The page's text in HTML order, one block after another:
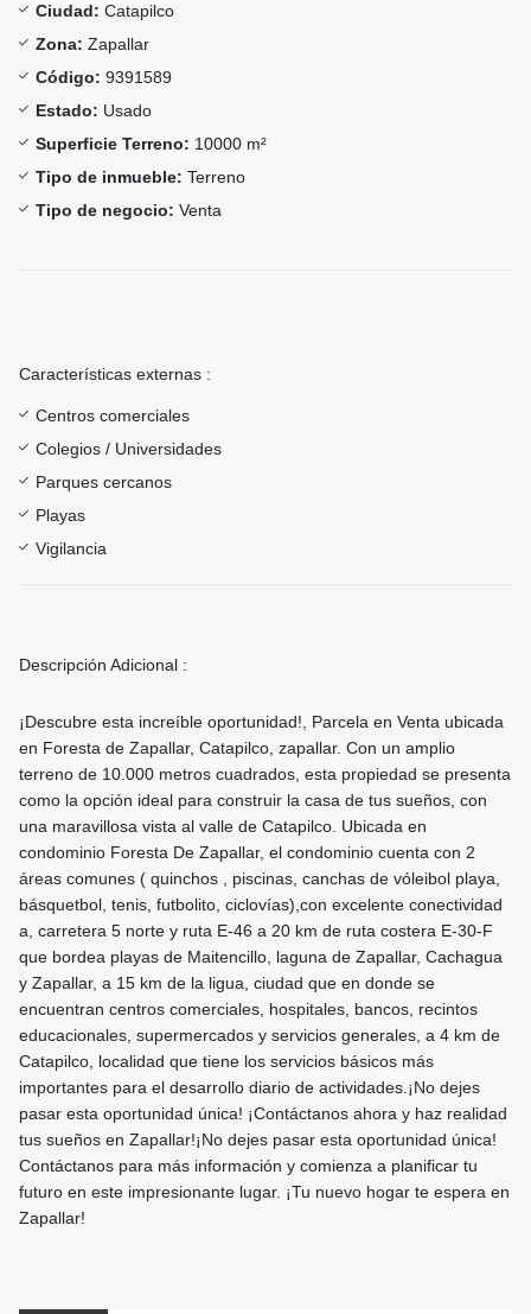
Ciudad: Catapilco
Zona: Zapallar
Código: 9391589
Estado: Usado
Superficie Terreno: 10000 m²
Tipo de inmueble: Terreno
Tipo de negocio: Venta
Características externas :
Centros comerciales
Colegios / Universidades
Parques cercanos
Playas
Vigilancia
Descripción Adicional :
¡Descubre esta increíble oportunidad!, Parcela en Venta ubicada
en Foresta de Zapallar, Catapilco, zapallar. Con un amplio
terreno de 10.000 metros cuadrados, esta propiedad se presenta
como la opción ideal para construir la casa de tus sueños, con
una maravillosa vista al valle de Catapilco. Ubicada en
condominio Foresta De Zapallar, el condominio cuenta con 2
áreas comunes ( quinchos , piscinas, canchas de vóleibol playa,
básquetbol, tenis, futbolito, ciclovías),con excelente conectividad
a, carretera 5 norte y ruta E-46 a 20 km de ruta costera E-30-F
que bordea playas de Maitencillo, laguna de Zapallar, Cachagua
y Zapallar, a 15 km de la ligua, ciudad que en donde se
encuentran centros comerciales, hospitales, bancos, recintos
educacionales, supermercados y servicios generales, a 4 km de
Catapilco, localidad que tiene los servicios básicos más
importantes para el desarrollo diario de actividades.¡No dejes
pasar esta oportunidad única! ¡Contáctanos ahora y haz realidad
tus sueños en Zapallar!¡No dejes pasar esta oportunidad única!
Contáctanos para más información y comienza a planificar tu
futuro en este impresionante lugar. ¡Tu nuevo hogar te espera en
Zapallar!